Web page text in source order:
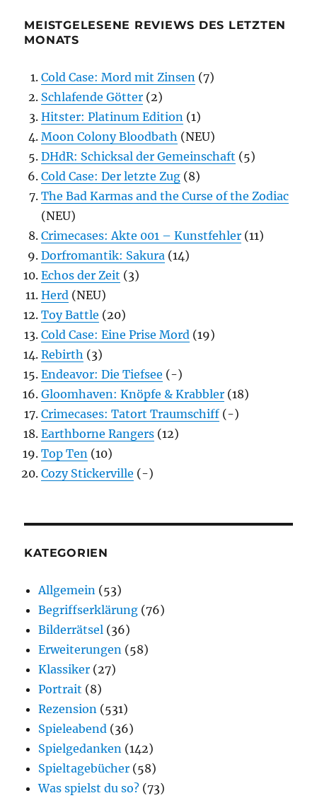
MEISTGELESENE REVIEWS DES LETZTEN
MONATS
Cold Case: Mord mit Zinsen (7)
Schlafende Götter (2)
Hitster: Platinum Edition (1)
Moon Colony Bloodbath (NEU)
DHdR: Schicksal der Gemeinschaft (5)
Cold Case: Der letzte Zug (8)
The Bad Karmas and the Curse of the Zodiac
(NEU)
Crimecases: Akte 001 – Kunstfehler (11)
Dorfromantik: Sakura (14)
Echos der Zeit (3)
Herd (NEU)
Toy Battle (20)
Cold Case: Eine Prise Mord (19)
Rebirth (3)
Endeavor: Die Tiefsee (-)
Gloomhaven: Knöpfe & Krabbler (18)
Crimecases: Tatort Traumschiff (-)
Earthborne Rangers (12)
Top Ten (10)
Cozy Stickerville (-)
KATEGORIEN
Allgemein (53)
Begriffserklärung (76)
Bilderrätsel (36)
Erweiterungen (58)
Klassiker (27)
Portrait (8)
Rezension (531)
Spieleabend (36)
Spielgedanken (142)
Spieltagebücher (58)
Was spielst du so? (73)